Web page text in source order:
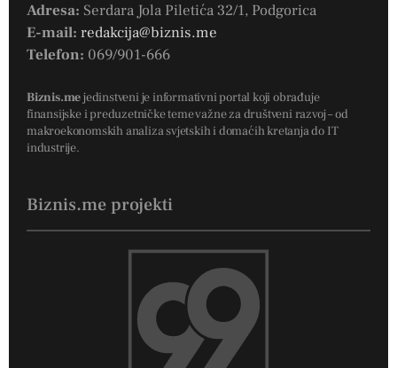
Adresa: Serdara Jola Piletića 32/1, Podgorica
E-mail: redakcija@biznis.me
Telefon: 069/901-666
Biznis.mejedinstveni je informativni portal koji obrađuje
finansijske i preduzetničke teme važne za društveni razvoj – od
makroekonomskih analiza svjetskih i domaćih kretanja do IT
industrije.
Biznis.me projekti